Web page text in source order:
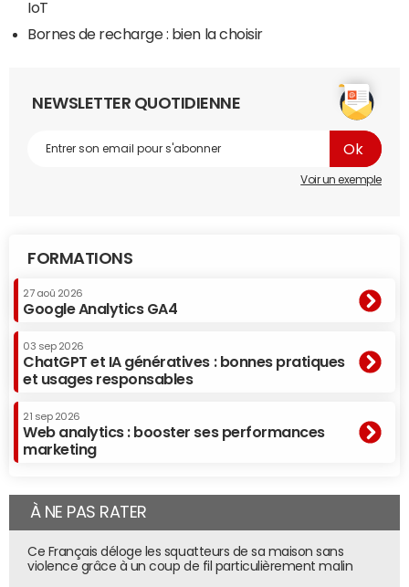
IoT
Bornes de recharge : bien la choisir
NEWSLETTER QUOTIDIENNE
Voir un exemple
FORMATIONS
27 aoû 2026
Google Analytics GA4
03 sep 2026
ChatGPT et IA génératives : bonnes pratiques
et usages responsables
21 sep 2026
Web analytics : booster ses performances
marketing
À NE PAS RATER
Ce Français déloge les squatteurs de sa maison sans
violence grâce à un coup de fil particulièrement malin